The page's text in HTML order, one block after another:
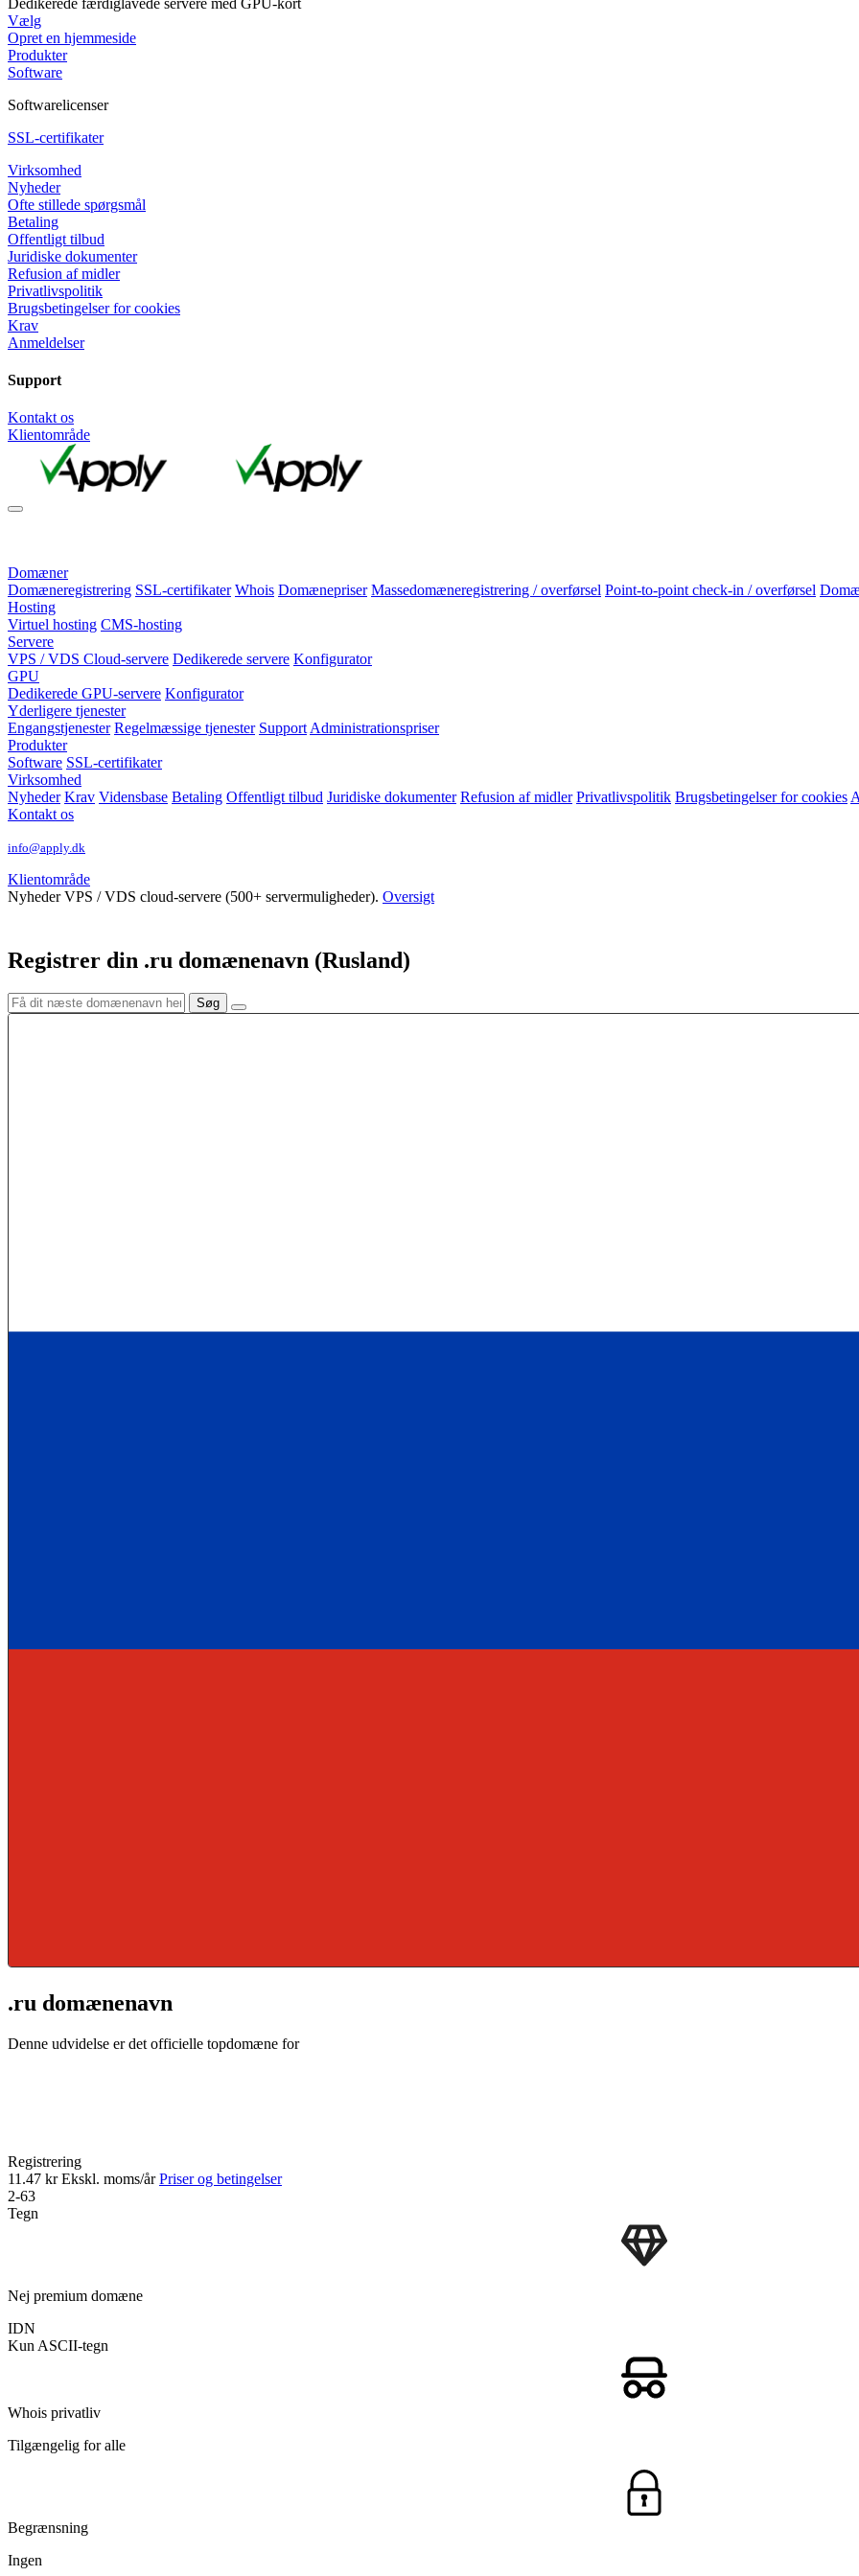
Vælg
Opret en hjemmeside
Produkter
Software
Softwarelicenser
SSL-certifikater
Virksomhed
Nyheder
Ofte stillede spørgsmål
Betaling
Offentligt tilbud
Juridiske dokumenter
Refusion af midler
Privatlivspolitik
Brugsbetingelser for cookies
Krav
Anmeldelser
Support
Kontakt os
Klientområde
Domæner
Domæneregistrering SSL-certifikater Whois Domænepriser Massedomæneregistrering / overførsel Point-to-point check-in / overførsel
Hosting
Virtuel hosting CMS-hosting
Servere
VPS / VDS Cloud-servere Dedikerede servere Konfigurator
GPU
Dedikerede GPU-servere Konfigurator
Yderligere tjenester
Engangstjenester Regelmæssige tjenester Support Administrationspriser
Produkter
Software SSL-certifikater
Virksomhed
Nyheder Krav Vidensbase Betaling Offentligt tilbud Juridiske dokumenter Refusion af midler Privatlivspolitik Brugsbetingelser for cookies
Kontakt os
info@apply.dk
Klientområde
Nyheder VPS / VDS cloud-servere (500+ servermuligheder). Oversigt
Registrer din .ru domænenavn (Rusland)
.ru domænenavn
Denne udvidelse er det officielle topdomæne for
Registrering
11.47 krEkskl. moms/årPriser og betingelser
2-63
Tegn
Nej premium domæne
IDN
Kun ASCII-tegn
Whois privatliv
Tilgængelig for alle
Begrænsning
Ingen